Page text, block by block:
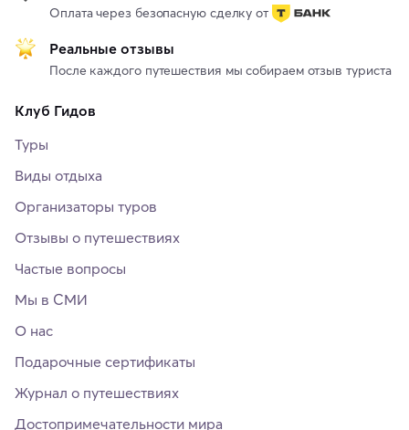
Оплата через безопасную сделку от
Реальные отзывы
После каждого путешествия мы собираем отзыв туриста
Клуб Гидов
Туры
Виды отдыха
Организаторы туров
Отзывы о путешествиях
Частые вопросы
Мы в СМИ
О нас
Подарочные сертификаты
Журнал о путешествиях
Достопримечательности мира